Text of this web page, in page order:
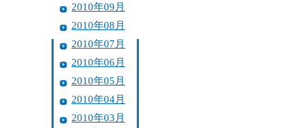
2010年09月
2010年08月
2010年07月
2010年06月
2010年05月
2010年04月
2010年03月